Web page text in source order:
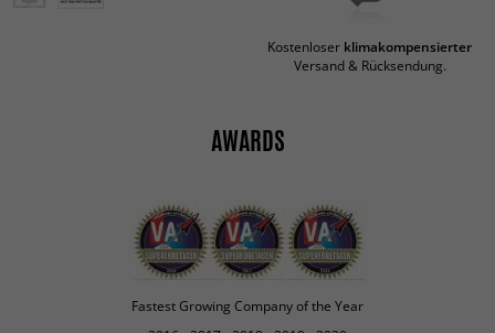
Kostenloser klimakompensierter
Versand & Rücksendung.
AWARDS
Fastest Growing Company of the Year